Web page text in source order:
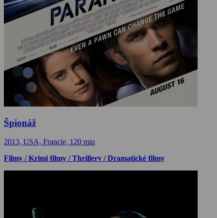
Špionáž
2013, USA, Francie, 120 min
Filmy / Krimi filmy / Thrillery / Dramatické filmy